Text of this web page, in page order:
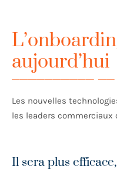
aujourd’hui
Les nouvelles
les leaders commerciaux
Il sera plus